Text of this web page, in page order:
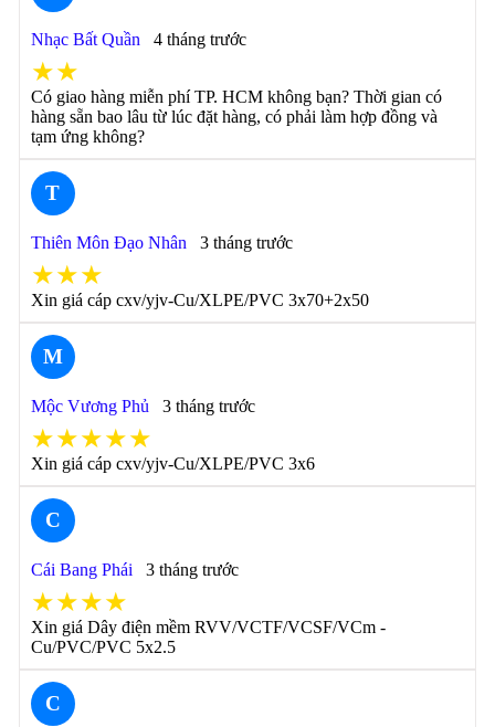
Nhạc Bất Quần 4 tháng trước
★★
Có giao hàng miễn phí TP. HCM không bạn? Thời gian có
hàng sẵn bao lâu từ lúc đặt hàng, có phải làm hợp đồng và
tạm ứng không?
T
Thiên Môn Đạo Nhân 3 tháng trước
★★★
Xin giá cáp cxv/yjv-Cu/XLPE/PVC 3x70+2x50
M
Mộc Vương Phủ 3 tháng trước
★★★★★
Xin giá cáp cxv/yjv-Cu/XLPE/PVC 3x6
C
Cái Bang Phái 3 tháng trước
★★★★
Xin giá Dây điện mềm RVV/VCTF/VCSF/VCm -
Cu/PVC/PVC 5x2.5
C